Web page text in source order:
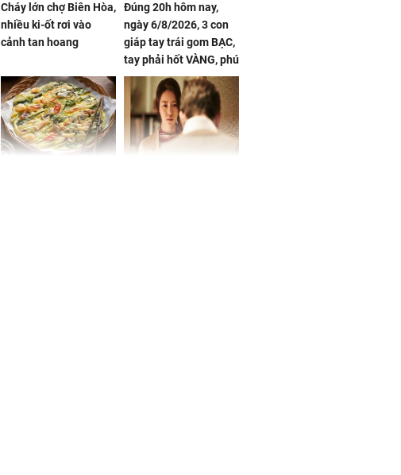
Cháy lớn chợ Biên Hòa,
nhiều ki-ốt rơi vào
cảnh tan hoang
Đúng 20h hôm nay,
ngày 6/8/2026, 3 con
giáp tay trái gom BẠC,
tay phải hốt VÀNG, phú
quý ngập nhà, của cải
chất đầy kho